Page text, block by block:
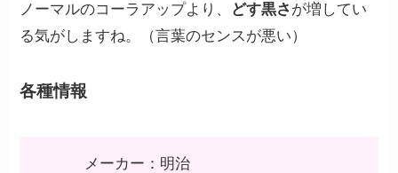
ノーマルのコーラアップより、 どす黒さ が増してい
る気がしますね。（言葉のセンスが悪い）
各種情報
メーカー：明治